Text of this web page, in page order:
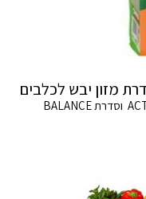
מזון יבש לכלבים